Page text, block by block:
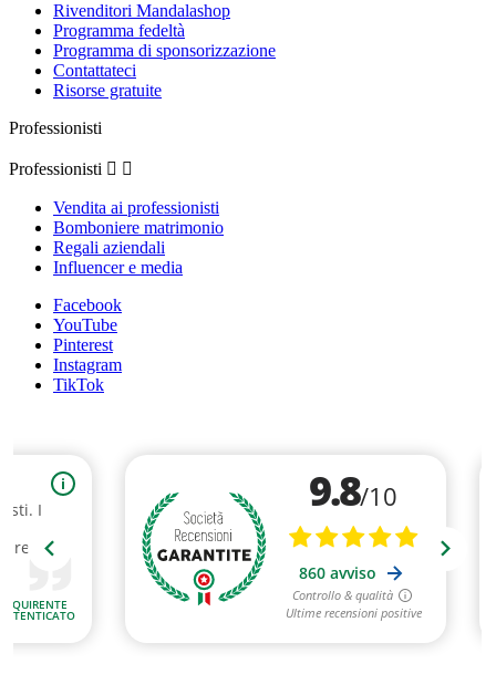
Rivenditori Mandalashop
Programma fedeltà
Programma di sponsorizzazione
Contattateci
Risorse gratuite
Professionisti
Professionisti  
Vendita ai professionisti
Bomboniere matrimonio
Regali aziendali
Influencer e media
Facebook
YouTube
Pinterest
Instagram
TikTok